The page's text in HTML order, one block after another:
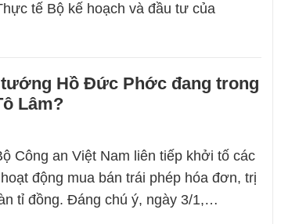
tế Bộ kế hoạch và đầu tư của
Hồ Đức Phớc đang trong
Lâm?
Công an Việt Nam liên tiếp khởi tố các
động mua bán trái phép hóa đơn, trị
tỉ đồng. Đáng chú ý, ngày 3/1,…